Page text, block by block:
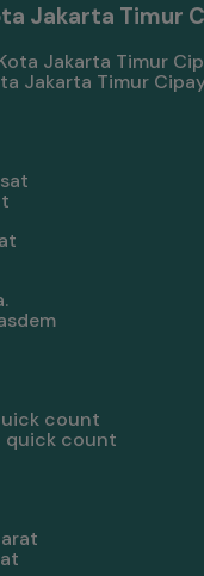
Jakarta Timur
Jakarta Timur
quick count